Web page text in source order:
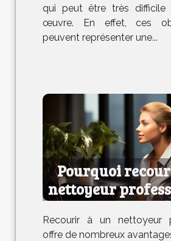
qui peut être très
œuvre. En effet, ces
peuvent représenter une...
Pourquoi
nettoyeur
Recourir à un nettoyeur
offre de nombreux